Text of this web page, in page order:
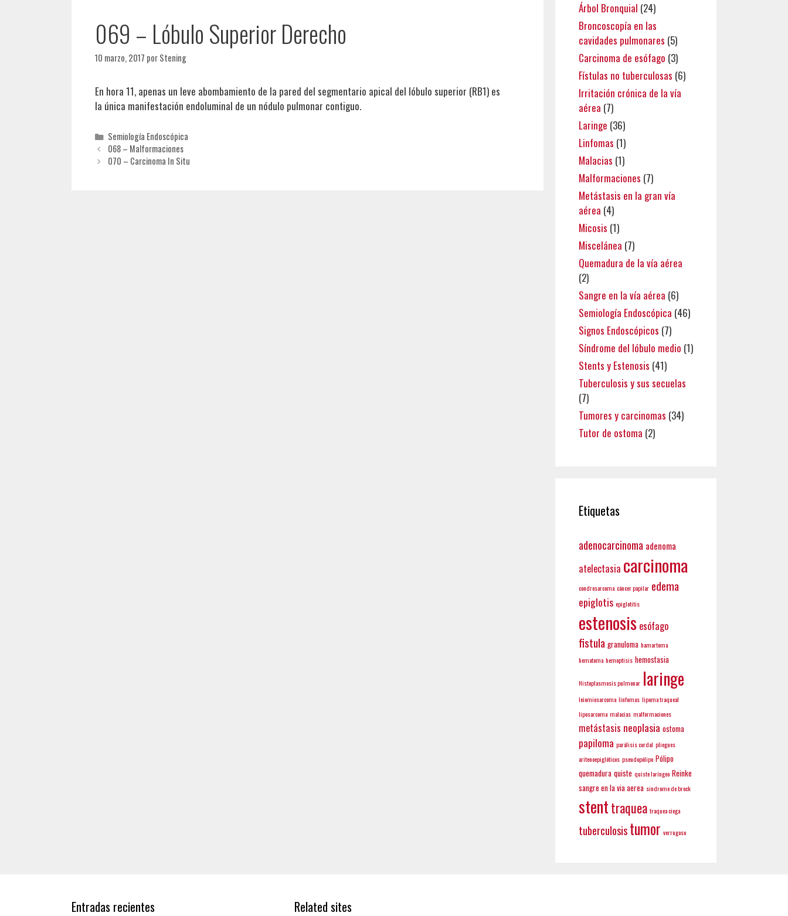
069 – Lóbulo Superior Derecho
10 marzo, 2017 porStening
En hora 11, apenas un leve abombamiento de la pared del segmentario apical del lóbulo superior (RB1) es
la única manifestación endoluminal de un nódulo pulmonar contiguo.
Categorías
Semiología Endoscópica
068 – Malformaciones
070 – Carcinoma In Situ
Árbol Bronquial (24)
Broncoscopía en las
cavidades pulmonares (5)
Carcinoma de esófago (3)
Fístulas no tuberculosas (6)
Irritación crónica de la vía
aérea (7)
Laringe (36)
Linfomas (1)
Malacias (1)
Malformaciones (7)
Metástasis en la gran vía
aérea (4)
Micosis (1)
Miscelánea (7)
Quemadura de la vía aérea
(2)
Sangre en la vía aérea (6)
Semiología Endoscópica (46)
Signos Endoscópicos (7)
Síndrome del lóbulo medio (1)
Stents y Estenosis (41)
Tuberculosis y sus secuelas
(7)
Tumores y carcinomas (34)
Tutor de ostoma (2)
Etiquetas
adenocarcinoma adenoma
atelectasia carcinoma
condrosarcoma cáncer papilar edema
epiglotis epiglotitis
estenosis esófago
fistula granuloma hamartoma
hematoma hemoptisis hemostasia
Histoplasmosis pulmonar laringe
leiomiosarcoma linfomas lipoma traqueal
liposarcoma malacias malformaciones
metástasis neoplasia ostoma
papiloma parálisis cordal pliegues
aritenoepiglóticos pseudopólipo Pólipo
quemadura quiste quiste laríngeo Reinke
sangre en la via aerea sindrome de brock
stenttraquea traquea ciega
tuberculosistumor verrugoso
Entradas recientes Related sites